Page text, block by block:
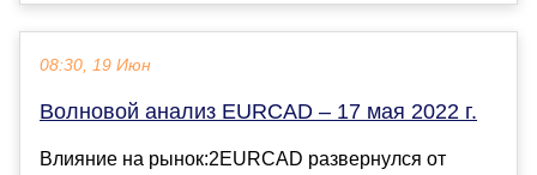
08:30, 19 Июн
Волновой анализ EURCAD – 17 мая 2022 г.
Влияние на рынок:2EURCAD развернулся от